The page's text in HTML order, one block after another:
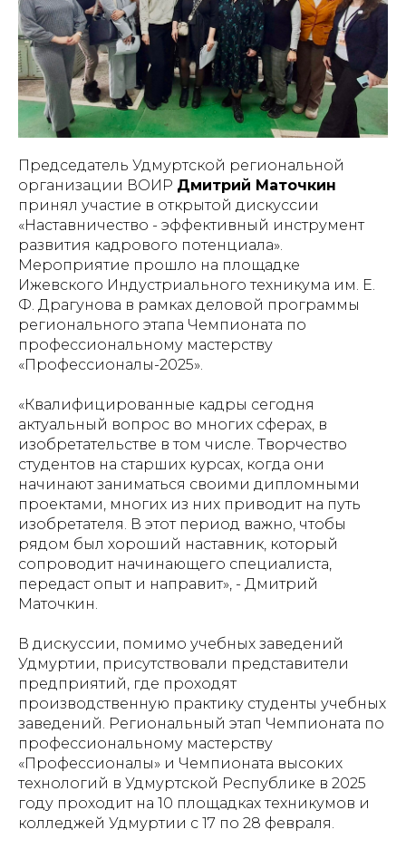
Председатель Удмуртской региональной
организации ВОИР Дмитрий Маточкин
принял участие в открытой дискуссии
«Наставничество - эффективный инструмент
развития кадрового потенциала».
Мероприятие прошло на площадке
Ижевского Индустриального техникума им. Е.
Ф. Драгунова в рамках деловой программы
регионального этапа Чемпионата по
профессиональному мастерству
«Профессионалы-2025».
«Квалифицированные кадры сегодня
актуальный вопрос во многих сферах, в
изобретательстве в том числе. Творчество
студентов на старших курсах, когда они
начинают заниматься своими дипломными
проектами, многих из них приводит на путь
изобретателя. В этот период важно, чтобы
рядом был хороший наставник, который
сопроводит начинающего специалиста,
передаст опыт и направит», - Дмитрий
Маточкин.
В дискуссии, помимо учебных заведений
Удмуртии, присутствовали представители
предприятий, где проходят
производственную практику студенты учебных
заведений. Региональный этап Чемпионата по
профессиональному мастерству
«Профессионалы» и Чемпионата высоких
технологий в Удмуртской Республике в 2025
году проходит на 10 площадках техникумов и
колледжей Удмуртии с 17 по 28 февраля.